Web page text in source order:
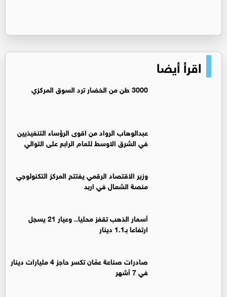
اقرأ أيضا
3000 طن من الخضار ترد السوق المركزي
عبدالوهاب الرواد من اقوى الرؤساء التنفيذيين
في الشرق الاوسط للعام الرابع على التوالي
وزير الاقتصاد الرقمي يفتتح المركز التكنولوجي
منصة الشمال في اربد
أسعار الذهب تقفز محليا.. وعيار 21 يسجل
ارتفاعا بـ1.1 دينار
صادرات صناعة عمّان تكسر حاجز 4 مليارات دينار
في 7 أشهر